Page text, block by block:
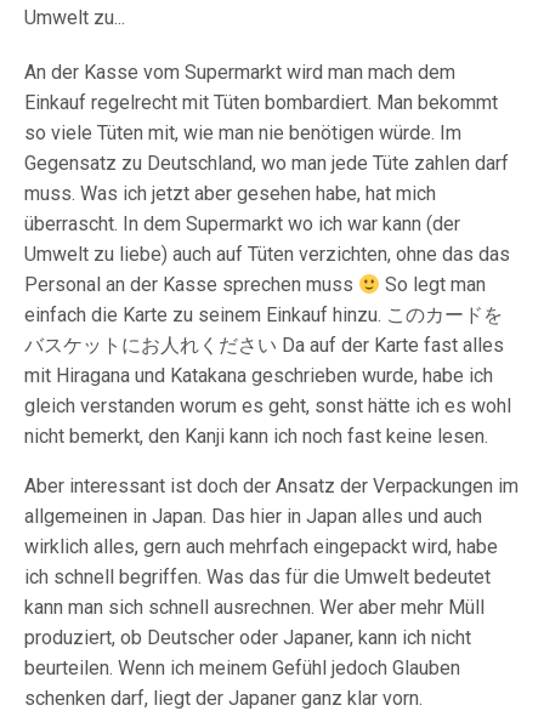
Umwelt zu...
An der Kasse vom Supermarkt wird man mach dem
Einkauf regelrecht mit Tüten bombardiert. Man bekommt
so viele Tüten mit, wie man nie benötigen würde. Im
Gegensatz zu Deutschland, wo man jede Tüte zahlen darf
muss. Was ich jetzt aber gesehen habe, hat mich
überrascht. In dem Supermarkt wo ich war kann (der
Umwelt zu liebe) auch auf Tüten verzichten, ohne das das
Personal an der Kasse sprechen muss
So legt man
einfach die Karte zu seinem Einkauf hinzu. このカードを
バスケットにお人れください Da auf der Karte fast alles
mit Hiragana und Katakana geschrieben wurde, habe ich
gleich verstanden worum es geht, sonst hätte ich es wohl
nicht bemerkt, den Kanji kann ich noch fast keine lesen.
Aber interessant ist doch der Ansatz der Verpackungen im
allgemeinen in Japan. Das hier in Japan alles und auch
wirklich alles, gern auch mehrfach eingepackt wird, habe
ich schnell begriffen. Was das für die Umwelt bedeutet
kann man sich schnell ausrechnen. Wer aber mehr Müll
produziert, ob Deutscher oder Japaner, kann ich nicht
beurteilen. Wenn ich meinem Gefühl jedoch Glauben
schenken darf, liegt der Japaner ganz klar vorn.